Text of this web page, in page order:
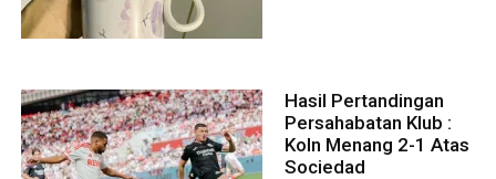
Hasil Pertandingan
Persahabatan Klub :
Koln Menang 2-1 Atas
Sociedad